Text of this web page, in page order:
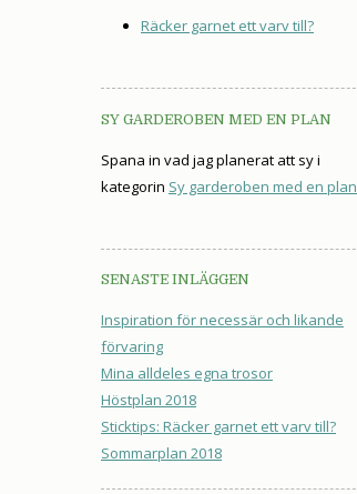
Räcker garnet ett varv till?
SY GARDEROBEN MED EN PLAN
Spana in vad jag planerat att sy i
kategorin Sy garderoben med en plan
SENASTE INLÄGGEN
Inspiration för necessär och likande
förvaring
Mina alldeles egna trosor
Höstplan 2018
Sticktips: Räcker garnet ett varv till?
Sommarplan 2018